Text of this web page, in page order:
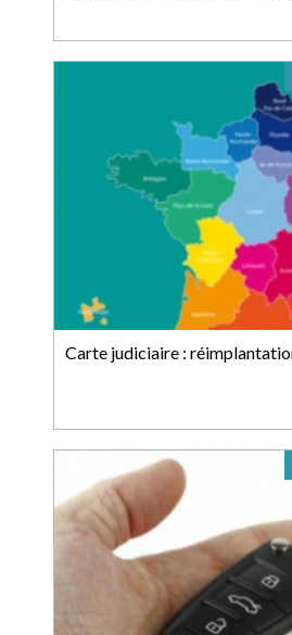
Carte judiciaire :